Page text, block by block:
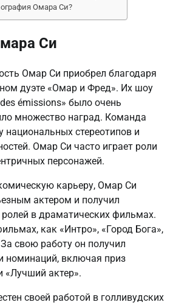
Омара Си?
Си
Омар Си приобрел благодаря
дуэте «Омар и Фред». Их шоу
émissions» было очень
множество наград. Команда
национальных стереотипов и
Омар Си часто играет роли
персонажей.
карьеру, Омар Си
актером и получил
в драматических фильмах.
как «Интро», «Город Бога»,
свою работу он получил
номинаций, включая приз
«Лучший актер».
своей работой в голливудских